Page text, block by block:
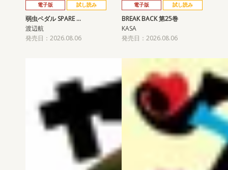
電子版 試し読み
弱虫ペダル SPARE …
渡辺航
発売日：2026.08.06
電子版 試し読み
BREAK BACK 第25巻
KASA
発売日：2026.08.06